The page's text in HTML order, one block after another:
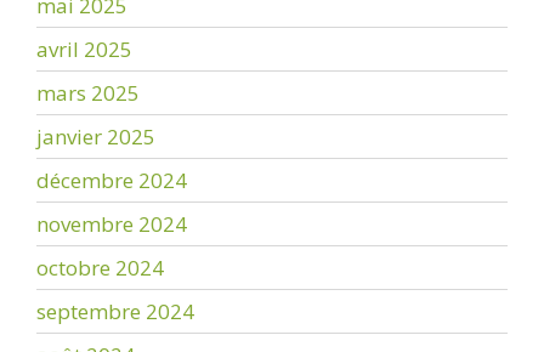
avril 2025
mars 2025
janvier 2025
décembre 2024
novembre 2024
octobre 2024
septembre 2024